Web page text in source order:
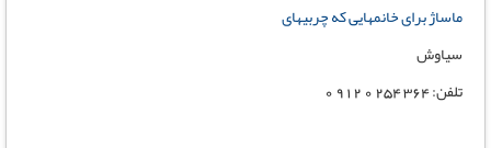
ماساژ برای خانمهایی که چربیهای
سیاوش
تلفن: 364 254 0 912 0